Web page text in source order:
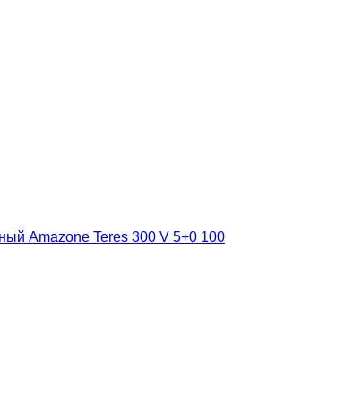
Amazone Teres 300 V 5+0 100